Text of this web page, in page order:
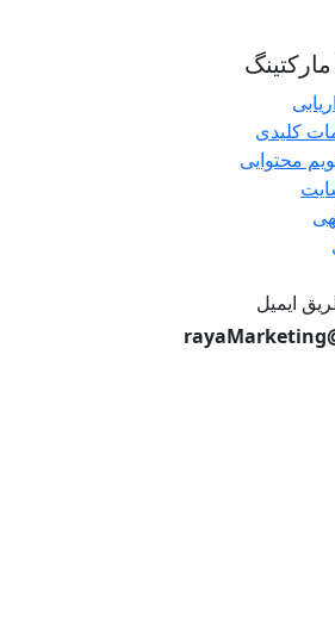
کلیدی
محتوایی
ایمیل